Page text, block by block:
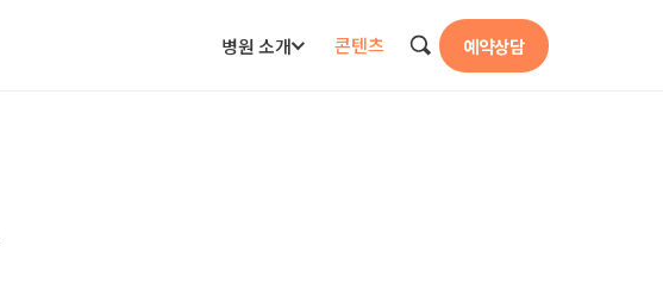
병원 소개 콘텐츠 예약상담